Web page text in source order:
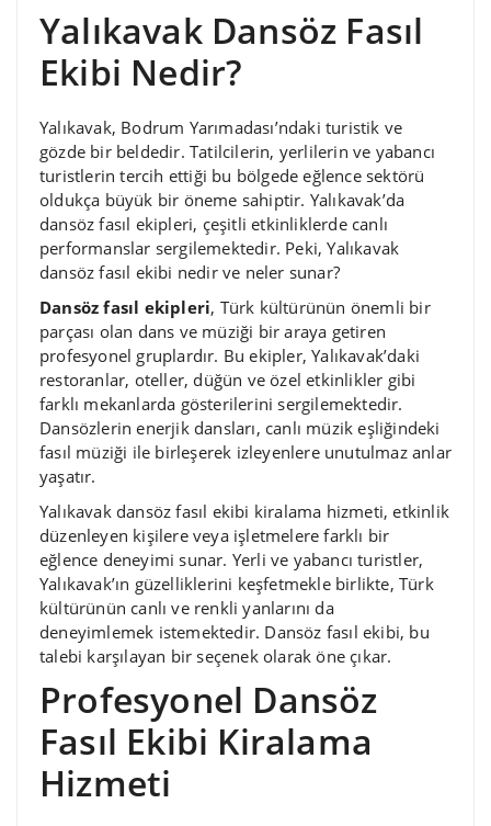
Yalıkavak Dansöz Fasıl
Ekibi Nedir?
Yalıkavak, Bodrum Yarımadası’ndaki turistik ve
gözde bir beldedir. Tatilcilerin, yerlilerin ve yabancı
turistlerin tercih ettiği bu bölgede eğlence sektörü
oldukça büyük bir öneme sahiptir. Yalıkavak’da
dansöz fasıl ekipleri, çeşitli etkinliklerde canlı
performanslar sergilemektedir. Peki, Yalıkavak
dansöz fasıl ekibi nedir ve neler sunar?
Dansöz fasıl ekipleri, Türk kültürünün önemli bir
parçası olan dans ve müziği bir araya getiren
profesyonel gruplardır. Bu ekipler, Yalıkavak’daki
restoranlar, oteller, düğün ve özel etkinlikler gibi
farklı mekanlarda gösterilerini sergilemektedir.
Dansözlerin enerjik dansları, canlı müzik eşliğindeki
fasıl müziği ile birleşerek izleyenlere unutulmaz anlar
yaşatır.
Yalıkavak dansöz fasıl ekibi kiralama hizmeti, etkinlik
düzenleyen kişilere veya işletmelere farklı bir
eğlence deneyimi sunar. Yerli ve yabancı turistler,
Yalıkavak’ın güzelliklerini keşfetmekle birlikte, Türk
kültürünün canlı ve renkli yanlarını da
deneyimlemek istemektedir. Dansöz fasıl ekibi, bu
talebi karşılayan bir seçenek olarak öne çıkar.
Profesyonel Dansöz
Fasıl Ekibi Kiralama
Hizmeti